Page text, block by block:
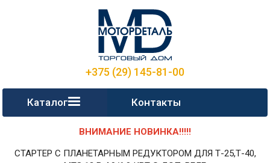
+375 (29) 145-81-00
Каталог Контакты
ВНИМАНИЕ НОВИНКА!!!!!
СТАРТЕР С ПЛАНЕТАРНЫМ РЕДУКТОРОМ ДЛЯ Т-25,Т-40,